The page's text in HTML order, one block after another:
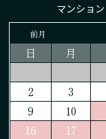
マンション
前月
日 月
2
3
9
10
16
17